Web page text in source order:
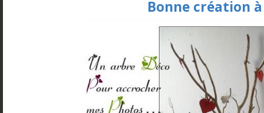
Bonne création